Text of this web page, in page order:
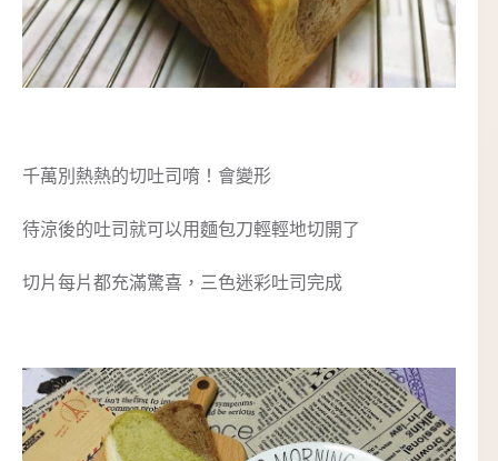
千萬別熱熱的切吐司唷！會變形
待涼後的吐司就可以用麵包刀輕輕地切開了
切片每片都充滿驚喜，三色迷彩吐司完成